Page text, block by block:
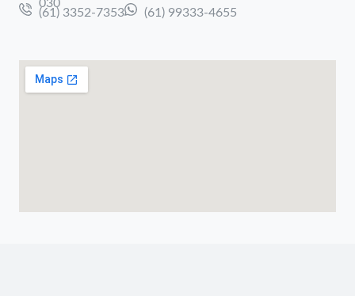
030
(61) 3352-7353 (61) 99333-4655